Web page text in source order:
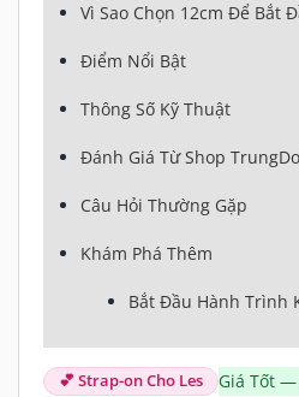
Vì Sao Chọn 12cm Để Bắt
Điểm Nổi Bật
Thông Số Kỹ Thuật
Đánh Giá Từ Shop
Câu Hỏi Thường Gặp
Khám Phá Thêm
Bắt Đầu Hành Trình
💕 Strap-on Cho Les
Giá Tốt